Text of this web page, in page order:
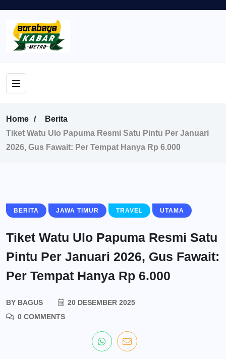
Home
Berita
Tiket Watu Ulo Papuma Resmi Satu Pintu Per Januari
2026, Gus Fawait: Per Tempat Hanya Rp 6.000
BERITA JAWA TIMUR TRAVEL UTAMA
Tiket Watu Ulo Papuma Resmi Satu
Pintu Per Januari 2026, Gus Fawait:
Per Tempat Hanya Rp 6.000
BY BAGUS
20 DESEMBER 2025
0 COMMENTS